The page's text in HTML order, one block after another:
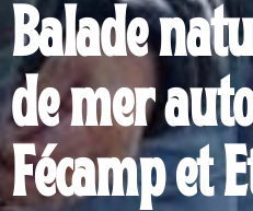
Balade
de mer
Fécamp et